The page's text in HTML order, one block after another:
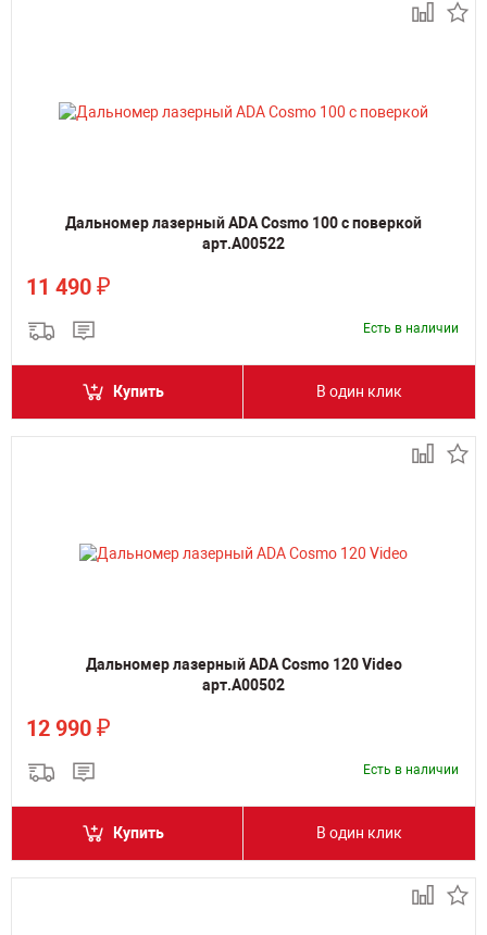
Дальномер лазерный ADA Cosmo 100 с поверкой
арт.А00522
11 490 ₽
Есть в наличии
Купить В один клик
Дальномер лазерный ADA Cosmo 120 Video
арт.А00502
12 990 ₽
Есть в наличии
Купить В один клик